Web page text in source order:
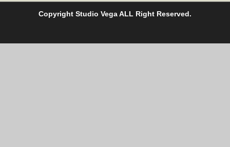
Copyright Studio Vega ALL Right Reserved.